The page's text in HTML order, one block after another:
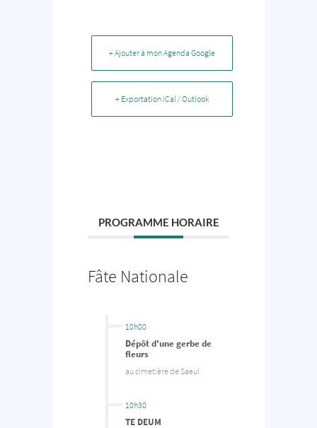
+ Ajouter à mon Agenda Google
+ Exportation iCal / Outlook
PROGRAMME HORAIRE
Fâte Nationale
10h00
Dépôt d'une gerbe de
fleurs
au cimetière de Saeul
10h30
TE DEUM